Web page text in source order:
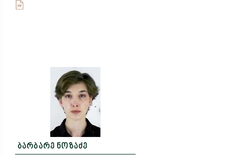
ბარბარე ნოზაძე